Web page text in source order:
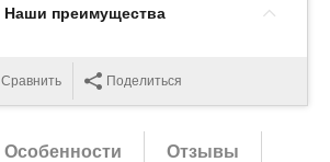
Наши преимущества
Сравнить Поделиться
Особенности Отзывы